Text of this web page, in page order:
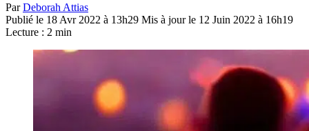
ParDeborah Attias
Publié le 18 Avr 2022 à 13h29 Mis à jour le 12 Juin 2022 à 16h19
Lecture : 2 min